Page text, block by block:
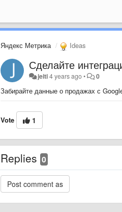
Яндекс Метрика Ideas
Сделайте
jeiti4 years ago• 0
Забирайте данные о продажах с
Vote 1
Replies 0